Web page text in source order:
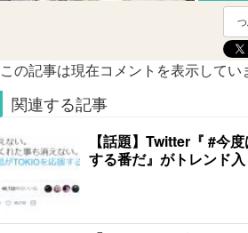
つ
この記事は現在コメントを表示してい
関連する記事
【話題】Twitter『 #今
する番だ』がトレンド